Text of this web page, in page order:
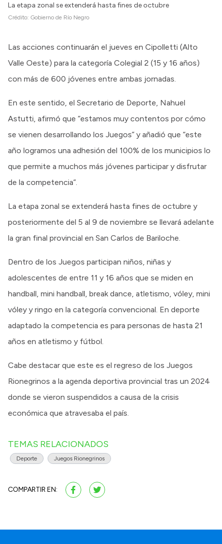
La etapa zonal se extenderá hasta fines de octubre
Crédito: Gobierno de Río Negro
Las acciones continuarán el jueves en Cipolletti (Alto
Valle Oeste) para la categoría Colegial 2 (15 y 16 años)
con más de 600 jóvenes entre ambas jornadas.
En este sentido, el Secretario de Deporte, Nahuel
Astutti, afirmó que “estamos muy contentos por cómo
se vienen desarrollando los Juegos” y añadió que “este
año logramos una adhesión del 100% de los municipios lo
que permite a muchos más jóvenes participar y disfrutar
de la competencia”.
La etapa zonal se extenderá hasta fines de octubre y
posteriormente del 5 al 9 de noviembre se llevará adelante
la gran final provincial en San Carlos de Bariloche.
Dentro de los Juegos participan niños, niñas y
adolescentes de entre 11 y 16 años que se miden en
handball, mini handball, break dance, atletismo, vóley, mini
vóley y ringo en la categoría convencional. En deporte
adaptado la competencia es para personas de hasta 21
años en atletismo y fútbol.
Cabe destacar que este es el regreso de los Juegos
Rionegrinos a la agenda deportiva provincial tras un 2024
donde se vieron suspendidos a causa de la crisis
económica que atravesaba el país.
TEMAS RELACIONADOS
Deporte Juegos Rionegrinos
COMPARTIR EN: